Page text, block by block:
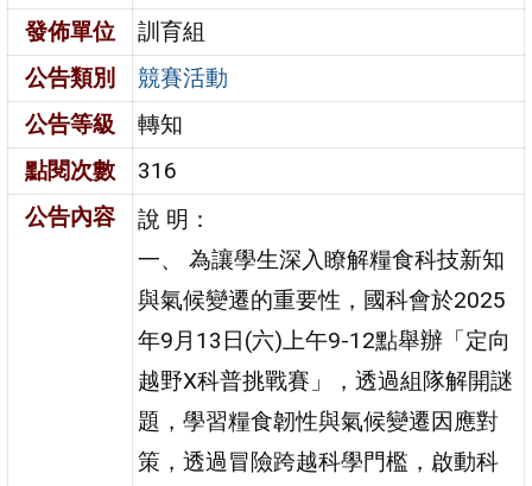
發佈單位
訓育組
公告類別
競賽活動
公告等級
轉知
點閱次數
316
公告內容
說 明：
一、 為讓學生深入瞭解糧食科技新知
與氣候變遷的重要性，國科會於2025
年9月13日(六)上午9-12點舉辦「定向
越野X科普挑戰賽」，透過組隊解開謎
題，學習糧食韌性與氣候變遷因應對
策，透過冒險跨越科學門檻，啟動科